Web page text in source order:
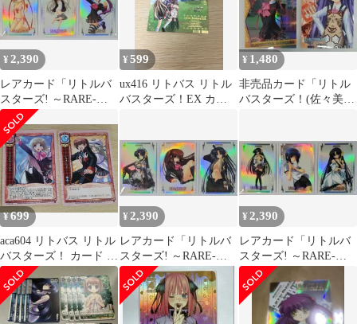
¥ 2,390
レアカード「リトルバ
スターズ! ～RARE-
No.12&13&14」ブシロ
ード版
¥599
ux416 リトバス リトル
バスターズ！EX カー
佐々美 トレカ Special
Card-4 VisualArts/Key ス
ペシャル
¥ 1,480
非売品カード「リトル
バスターズ！(佐々美&
¥699
aca604 リトバス リトル
バスターズ！ カード ま
とめ EVENT リトルバ
スターズ じゃれあい 2
枚 EY-0365B EY-0364
VisualArts/Key TCG
¥ 2,390
レアカード「リトルバ
スターズ! ～RARE-
No.06&10&11」ブシロ
ード版
¥ 2,390
レアカード「リトルバ
スターズ! ～RARE-
No.15&16&17」ブシロ
ード版